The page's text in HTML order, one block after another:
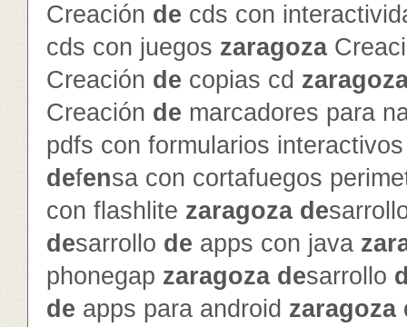
Creación de cds con
cds con juegos zaragoza
Creación de copias cd
Creación de marcadores para
pdfs con formularios
defensa con cortafuegos
con flashlite zaragoza de
desarrollo de apps con java
phonegap zaragoza desarrollo
de apps para android zaragoza